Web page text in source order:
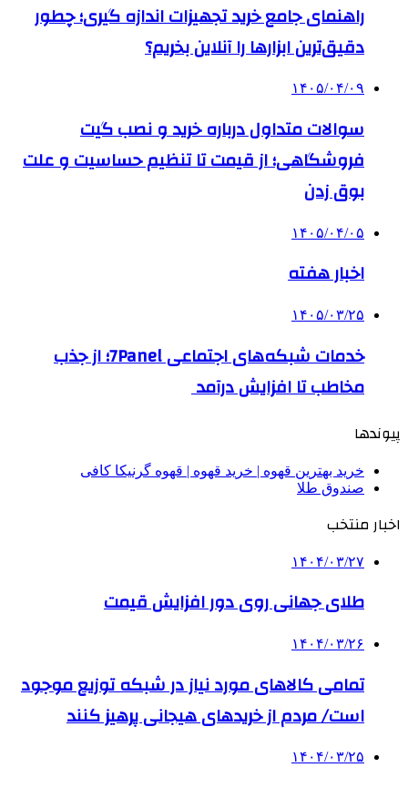
راهنمای جامع خرید تجهیزات اندازه گیری؛ چطور
دقیق‌ترین ابزارها را آنلاین بخریم؟
۱۴۰۵/۰۴/۰۹
سوالات متداول درباره خرید و نصب گیت
فروشگاهی؛ از قیمت تا تنظیم حساسیت و علت
بوق زدن
۱۴۰۵/۰۴/۰۵
اخبار هفته
۱۴۰۵/۰۳/۲۵
خدمات شبکه‌های اجتماعی 7Panel؛ از جذب
مخاطب تا افزایش درآمد
پیوندها
خرید بهترین قهوه | خرید قهوه | قهوه گرنیکا کافی
صندوق طلا
اخبار منتخب
۱۴۰۴/۰۳/۲۷
طلای جهانی روی دور افزایش قیمت
۱۴۰۴/۰۳/۲۶
تمامی کالاهای مورد نیاز در شبکه توزیع موجود
است/ مردم از خریدهای هیجانی پرهیز کنند
۱۴۰۴/۰۳/۲۵